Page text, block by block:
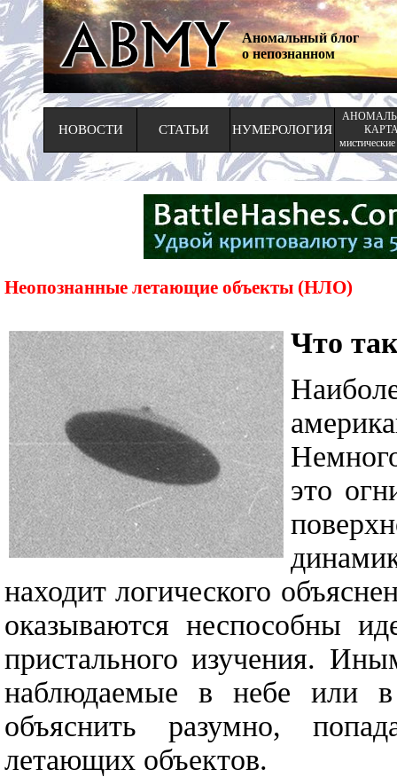
Аномальный блог
о непознанном
НОВОСТИ СТАТЬИ НУМЕРОЛОГИЯ
Неопознанные летающие объекты (НЛО)
Что
это
находит логического
оказываются неспособны
пристального изучения.
наблюдаемые в небе или в
объяснить разумно,
летающих объектов.